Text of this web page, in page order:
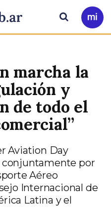
Ir
a
Buscar
marcha la
y
de todo el
Aviation Day
por
Aéreo
Internacional de
Latina y el